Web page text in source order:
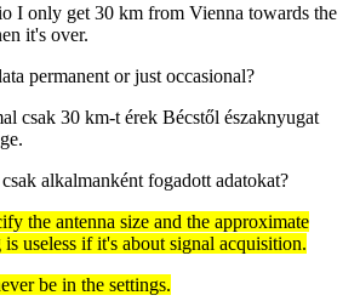
I only get 30 km from Vienna towards the
it's over.
permanent or just occasional?
csak 30 km-t érek Bécstől északnyugat
alkalmanként fogadott adatokat?
the antenna size and the approximate
useless if it's about signal acquisition.
be in the settings.